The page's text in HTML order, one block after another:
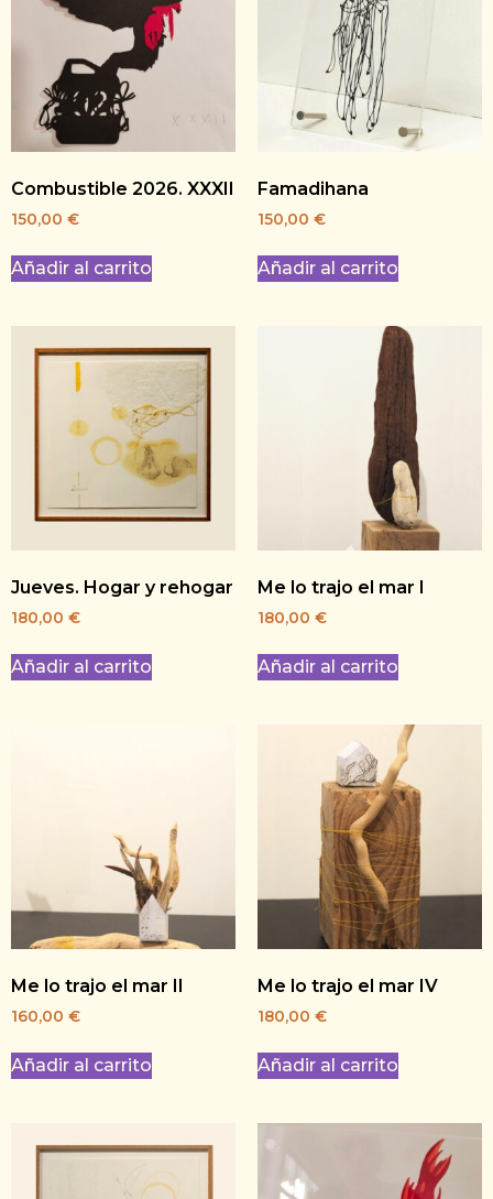
Combustible 2026. XXXII
150,00 €
Añadir al carrito
Famadihana
150,00 €
Añadir al carrito
Jueves. Hogar y rehogar
180,00 €
Añadir al carrito
Me lo trajo el mar I
180,00 €
Añadir al carrito
Me lo trajo el mar II
160,00 €
Añadir al carrito
Me lo trajo el mar IV
180,00 €
Añadir al carrito